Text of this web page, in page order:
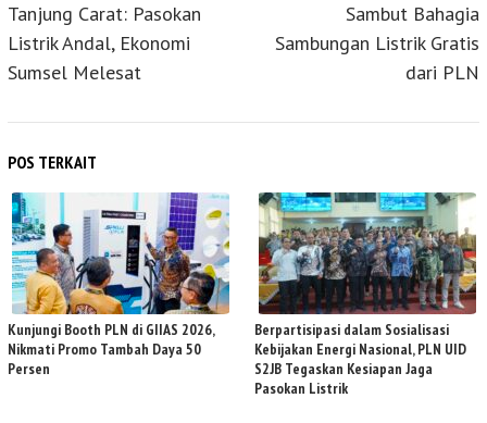
Tanjung Carat: Pasokan
Listrik Andal, Ekonomi
Sumsel Melesat
Sambut Bahagia
Sambungan Listrik Gratis
dari PLN
POS TERKAIT
Kunjungi Booth PLN di GIIAS 2026,
Nikmati Promo Tambah Daya 50
Persen
Berpartisipasi dalam Sosialisasi
Kebijakan Energi Nasional, PLN UID
S2JB Tegaskan Kesiapan Jaga
Pasokan Listrik